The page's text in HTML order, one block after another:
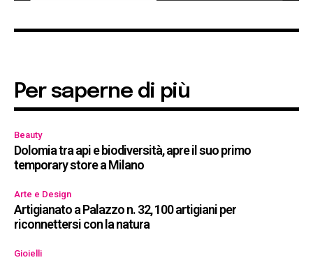
Per saperne di più
Beauty
Dolomia tra api e biodiversità, apre il suo primo
temporary store a Milano
Arte e Design
Artigianato a Palazzo n. 32, 100 artigiani per
riconnettersi con la natura
Gioielli